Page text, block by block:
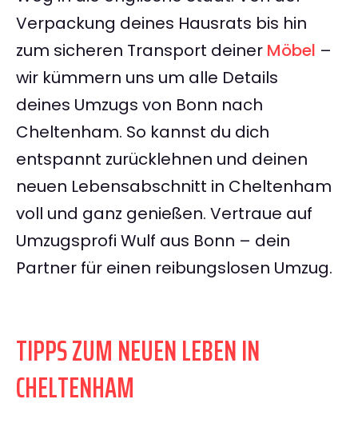
Verpackung deines Hausrats bis hin
zum sicheren Transport deiner Möbel –
wir kümmern uns um alle Details
deines Umzugs von Bonn nach
Cheltenham. So kannst du dich
entspannt zurücklehnen und deinen
neuen Lebensabschnitt in Cheltenham
voll und ganz genießen. Vertraue auf
Umzugsprofi Wulf aus Bonn – dein
Partner für einen reibungslosen Umzug.
TIPPS ZUM NEUEN LEBEN IN
CHELTENHAM